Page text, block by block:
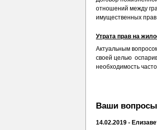
отношений между
имущественных
Утрата прав на
Актуальным
своей целью
необходимость
Ваши
14.02.2019 -